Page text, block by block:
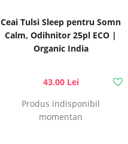
Ceai Tulsi Sleep pentru Somn
Calm, Odihnitor 25pl ECO |
Organic India
43.00 Lei
Produs indisponibil
momentan